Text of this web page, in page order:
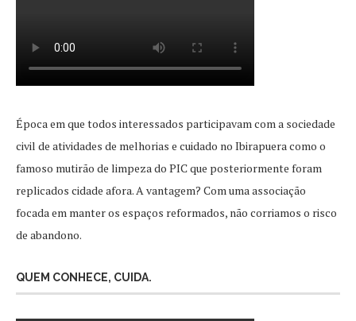
Época em que todos interessados participavam com a sociedade
civil de atividades de melhorias e cuidado no Ibirapuera como o
famoso mutirão de limpeza do PIC que posteriormente foram
replicados cidade afora. A vantagem? Com uma associação
focada em manter os espaços reformados, não corriamos o risco
de abandono.
QUEM CONHECE, CUIDA.